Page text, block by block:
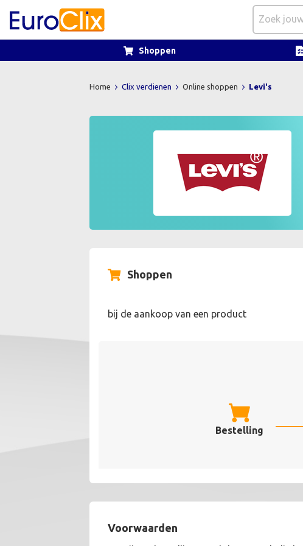
Shoppen
Home Clix verdienen Online shoppen Levi's
Shoppen
bij de aankoop van een product
Bestelling
Voorwaarden